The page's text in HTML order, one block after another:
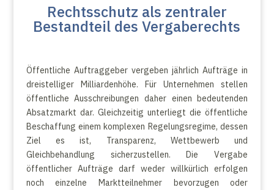
Rechtsschutz als zentraler
Bestandteil des Vergaberechts
Öffentliche Auftraggeber vergeben jährlich Aufträge in
dreistelliger Milliardenhöhe. Für Unternehmen stellen
öffentliche Ausschreibungen daher einen bedeutenden
Absatzmarkt dar. Gleichzeitig unterliegt die öffentliche
Beschaffung einem komplexen Regelungsregime, dessen
Ziel es ist, Transparenz, Wettbewerb und
Gleichbehandlung sicherzustellen. Die Vergabe
öffentlicher Aufträge darf weder willkürlich erfolgen
noch einzelne Marktteilnehmer bevorzugen oder